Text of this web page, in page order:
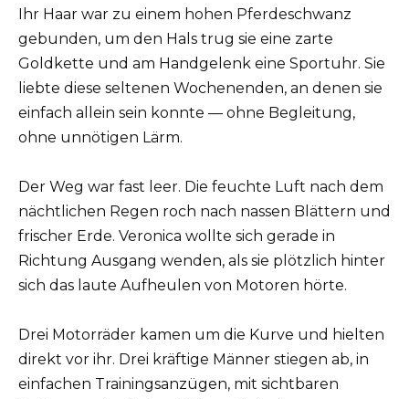
Ihr Haar war zu einem hohen Pferdeschwanz
gebunden, um den Hals trug sie eine zarte
Goldkette und am Handgelenk eine Sportuhr. Sie
liebte diese seltenen Wochenenden, an denen sie
einfach allein sein konnte — ohne Begleitung,
ohne unnötigen Lärm.
Der Weg war fast leer. Die feuchte Luft nach dem
nächtlichen Regen roch nach nassen Blättern und
frischer Erde. Veronica wollte sich gerade in
Richtung Ausgang wenden, als sie plötzlich hinter
sich das laute Aufheulen von Motoren hörte.
Drei Motorräder kamen um die Kurve und hielten
direkt vor ihr. Drei kräftige Männer stiegen ab, in
einfachen Trainingsanzügen, mit sichtbaren